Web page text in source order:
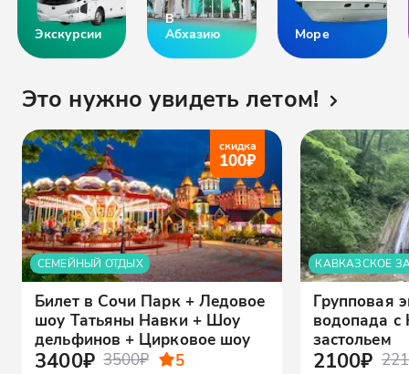
Экскурсии
В
Абхазию
Море
Это нужно увидеть летом!
скидка
100₽
СЕМЕЙНЫЙ ОТДЫХ
Билет в Сочи Парк + Ледовое
шоу Татьяны Навки + Шоу
дельфинов + Цирковое шоу
3400₽ 3500₽ 5
КАВКАЗСКОЕ
Групповая
водопада с
застольем
2100₽